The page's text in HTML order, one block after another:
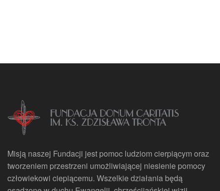
Misją naszej Fundacji jest pomoc ludziom cierpiącym oraz
tworzeniem przestrzeni umożliwiającej niesienie pomocy
człowiekowi ciepiącemu. Wszelkie działania będą